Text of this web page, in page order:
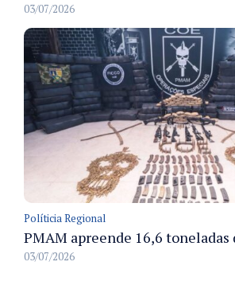
03/07/2026
Políticia Regional
03/07/2026